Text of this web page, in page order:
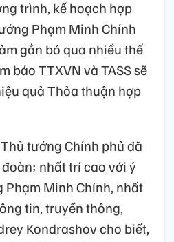
tiếp Tổng giám đốc Hãng
Nga) Andrey Kondrashov.
Ảnh: Dương Giang-TTXVN
Việt Nam luôn ủng
trình, kế hoạch hợp
Phạm Minh Chính
gắn bó qua nhiều thế
TTXVN và TASS sẽ
quả Thỏa thuận hợp